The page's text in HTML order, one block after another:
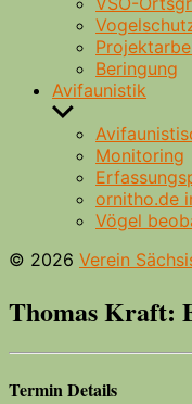
Beringung
Avifaunistik
Untermenü
anzeigen
Monitoring
ornitho.de
Vögel
© 2026 Verein
Thomas Kraft:
Termin Details